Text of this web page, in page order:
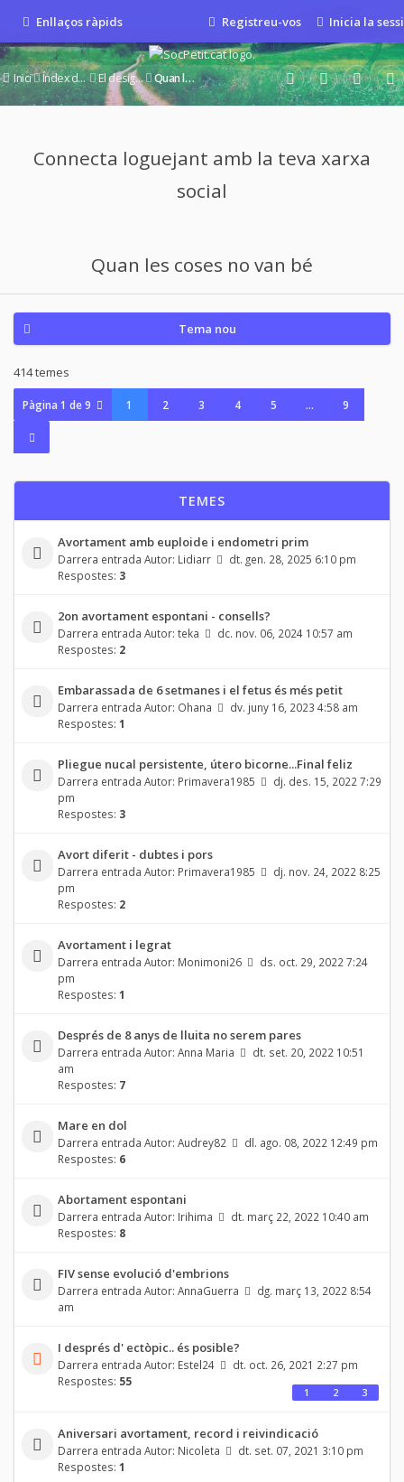
Enllaços ràpids Inicia la
Registreu-vos
Inici Índex del fòrum El desig d'un nou bebè Quan les coses no van bé
Connecta loguejant amb la teva xarxa
social
Quan les coses no van bé
Tema nou
414 temes
Pàgina 1 de9 1 2 3 4 5 … 9
TEMES
Avortament amb euploide i endometri prim
Darrera entrada Autor: Lidiarr
dt. gen. 28, 2025 6:10 pm
Respostes: 3
2on avortament espontani - consells?
Darrera entrada Autor: teka
dc. nov. 06, 2024 10:57 am
Respostes: 2
Embarassada de 6 setmanes i el fetus és més petit
Darrera entrada Autor: Ohana
dv. juny 16, 2023 4:58 am
Respostes: 1
Pliegue nucal persistente, útero bicorne...Final feliz
Darrera entrada Autor: Primavera1985
dj. des. 15, 2022 7:29
pm
Respostes: 3
Avort diferit - dubtes i pors
Darrera entrada Autor: Primavera1985
dj. nov. 24, 2022 8:25
pm
Respostes: 2
Avortament i legrat
Darrera entrada Autor: Monimoni26
ds. oct. 29, 2022 7:24
pm
Respostes: 1
Després de 8 anys de lluita no serem pares
Darrera entrada Autor: Anna Maria
dt. set. 20, 2022 10:51
am
Respostes: 7
Mare en dol
Darrera entrada Autor: Audrey82
dl. ago. 08, 2022 12:49 pm
Respostes: 6
Abortament espontani
Darrera entrada Autor: Irihima
dt. març 22, 2022 10:40 am
Respostes: 8
FIV sense evolució d'embrions
Darrera entrada Autor: AnnaGuerra
dg. març 13, 2022 8:54
am
I després d' ectòpic.. és posible?
Darrera entrada Autor: Estel24
dt. oct. 26, 2021 2:27 pm
Respostes: 55
1 2 3
Aniversari avortament, record i reivindicació
Darrera entrada Autor: Nicoleta
dt. set. 07, 2021 3:10 pm
Respostes: 1